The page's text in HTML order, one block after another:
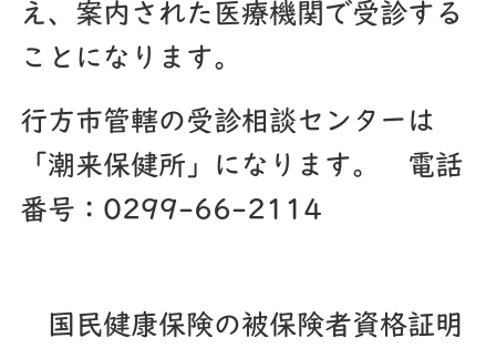
え、案内された医療機関で受診する
ことになります。
行方市管轄の受診相談センターは
「潮来保健所」になります。 電話
番号：0299-66-2114
国民健康保険の被保険者資格証明